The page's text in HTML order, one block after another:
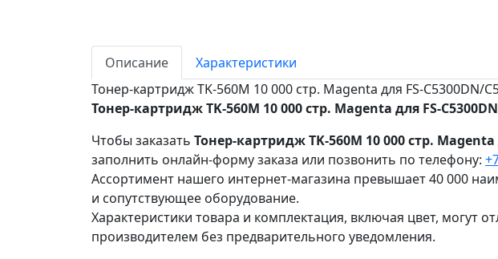
Описание
Характеристики
Тонер-картридж TK-560M 10 000 стр. Magenta для FS-C5300DN/
Тонер-картридж TK-560M 10 000 стр. Magenta для FS-
Чтобы заказать Тонер-картридж TK-560M 10 000 стр. Magenta
заполнить онлайн-форму заказа или позвонить по телефону:
Ассортимент нашего интернет-магазина превышает 40 000
и сопутствующее оборудование.
Характеристики товара и комплектация, включая цвет, могут
производителем без предварительного уведомления.